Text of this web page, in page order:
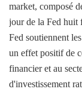
market, composé
jour de la Fed huit
Fed soutiennent
un effet positif de
financier et au
d'investissement